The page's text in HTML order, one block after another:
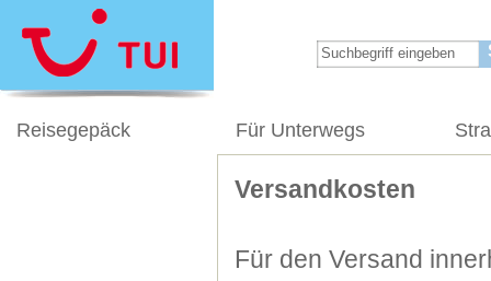
Reisegepäck Für Unterwegs
Versandkosten
Für den Versand